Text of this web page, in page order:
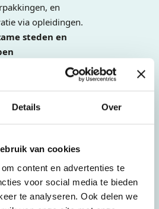
Details Over
van cookies
content en advertenties te
voor social media te bieden
te analyseren. Ook delen we
en
via opleidingen.
steden en
steden schoner, stiller en
consumptie en
minder verspilling en
zijn
circulaire verhuisaanpak.